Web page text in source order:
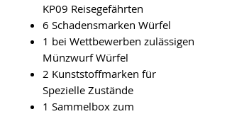
KP09 Reisegefährten
6 Schadensmarken Würfel
1 bei Wettbewerben zulässigen
Münzwurf Würfel
2 Kunststoffmarken für
Spezielle Zustände
1 Sammelbox zum